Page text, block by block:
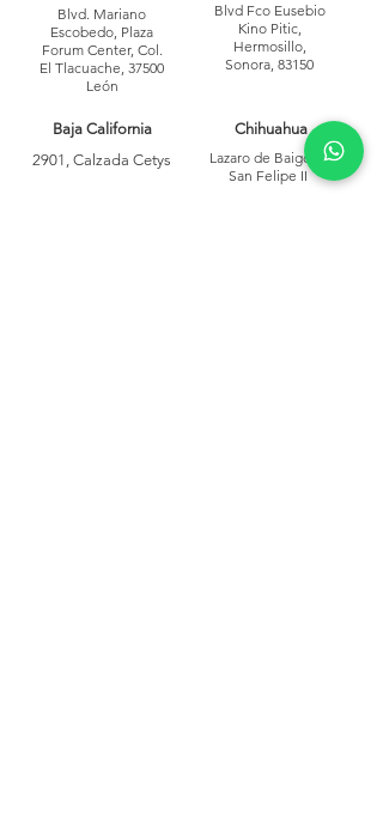
Blvd. Mariano
Escobedo, Plaza
Forum Center, Col.
El Tlacuache, 37500
León
Baja California
2901, Calzada Cetys
Blvd Fco Eusebio
Kino Pitic,
Hermosillo,
Sonora, 83150
Chihuahua
Lazaro de Baigorri,
San Felipe II